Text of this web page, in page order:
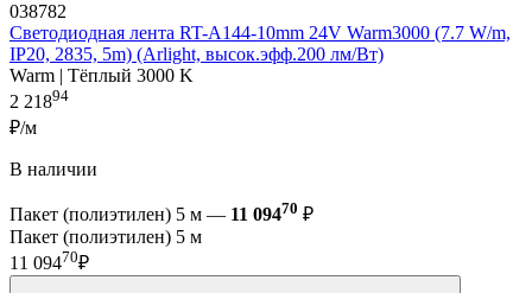
038782
Светодиодная лента RT-A144-10mm 24V Warm3000 (7.7 W/m,
IP20, 2835, 5m) (Arlight, высок.эфф.200 лм/Вт)
Warm | Тёплый 3000 K
2 21894
₽/м
В наличии
Пакет (полиэтилен) 5 м — 11 09470 ₽
Пакет (полиэтилен) 5 м
11 09470₽